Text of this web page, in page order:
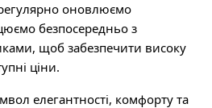
оновлюємо
безпосередньо з
щоб забезпечити високу
ціни.
елегантності, комфорту та